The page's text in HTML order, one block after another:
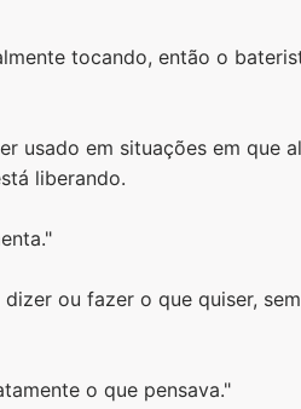
tocando, então o
usado em situações em que
liberando.
ou fazer o que quiser,
o que pensava."